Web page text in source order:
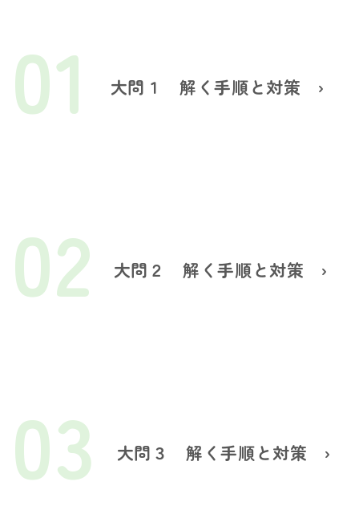
01 大問１ 解く手順と対策 ›
02 大問２ 解く手順と対策 ›
03 大問３ 解く手順と対策 ›